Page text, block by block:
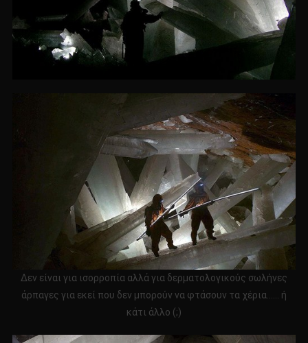
Δεν είναι για ισορροπία αλλά για δερματολογικούς σωλήνες
άρπαγες για εκεί που δεν μπορούν να φτάσουν τα χέρια…… ή
κάτι άλλο (;)